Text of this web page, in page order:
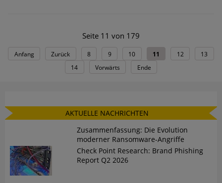
Seite 11 von 179
Anfang Zurück 8 9 10 11 12
13
14
Vorwärts Ende
AKTUELLE NACHRICHTEN
Zusammenfassung: Die Evolution
moderner Ransomware-Angriffe
Check Point Research: Brand Phishing
Report Q2 2026